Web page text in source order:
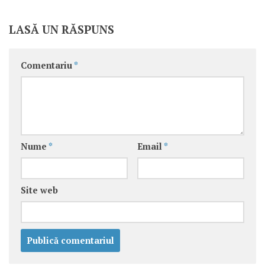
LASĂ UN RĂSPUNS
Comentariu *
Nume * Email *
Site web